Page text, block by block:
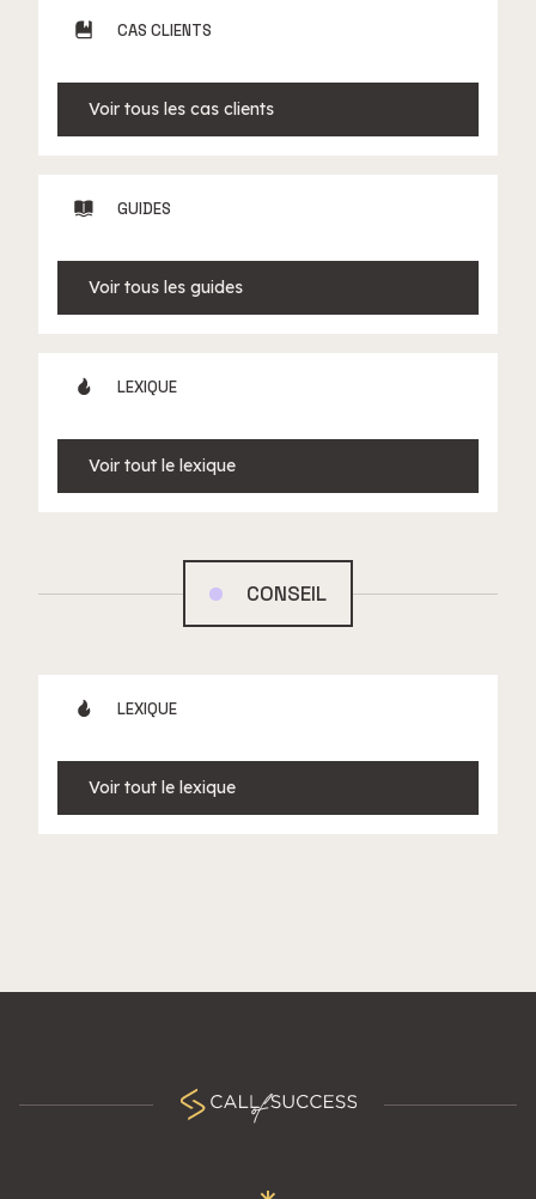
CAS CLIENTS
Voir tous les cas clients
GUIDES
Voir tous les guides
LEXIQUE
Voir tout le lexique
CONSEIL
LEXIQUE
Voir tout le lexique